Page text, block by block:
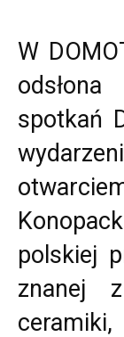
W
spotkań
polskiej
znanej